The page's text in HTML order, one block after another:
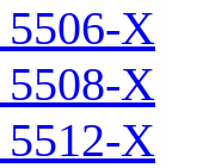
X
X
X